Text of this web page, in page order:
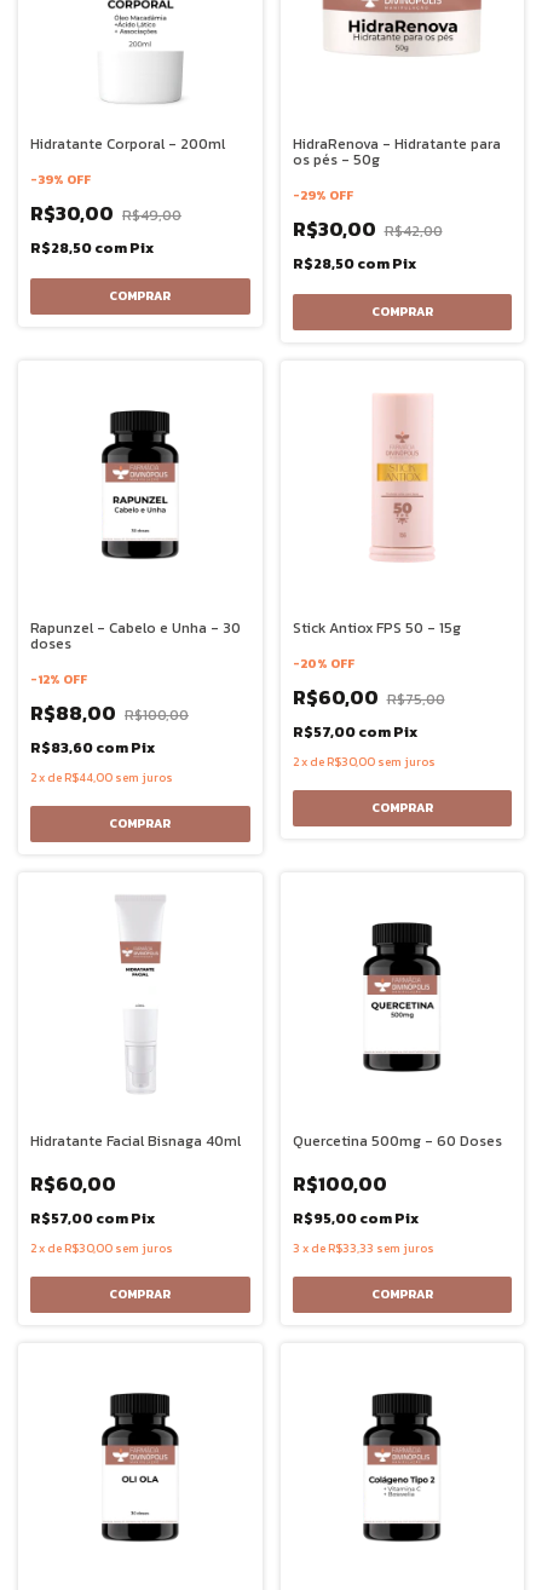
Hidratante Corporal - 200ml
-39% OFF
R$30,00 R$49,00
R$28,50comPix
HidraRenova - Hidratante para
os pés - 50g
-29% OFF
R$30,00 R$42,00
R$28,50comPix
Rapunzel - Cabelo e Unha - 30
doses
-12% OFF
R$88,00 R$100,00
R$83,60comPix
2x deR$44,00 sem juros
Stick Antiox FPS 50 - 15g
-20% OFF
R$60,00 R$75,00
R$57,00comPix
2x deR$30,00 sem juros
Hidratante Facial Bisnaga 40ml
R$60,00
R$57,00comPix
2x deR$30,00 sem juros
Quercetina 500mg - 60 Doses
R$100,00
R$95,00comPix
3 x deR$33,33 sem juros